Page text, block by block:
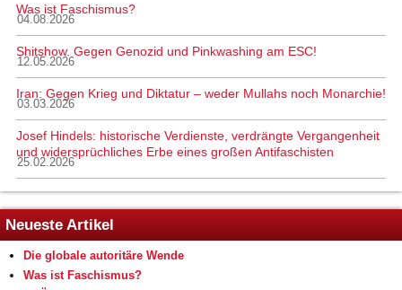
Was ist Faschismus?
04.08.2026
Shitshow. Gegen Genozid und Pinkwashing am ESC!
12.05.2026
Iran: Gegen Krieg und Diktatur – weder Mullahs noch Monarchie!
03.03.2026
Josef Hindels: historische Verdienste, verdrängte Vergangenheit
und widersprüchliches Erbe eines großen Antifaschisten
25.02.2026
Neueste Artikel
Die globale autoritäre Wende
Was ist Faschismus?